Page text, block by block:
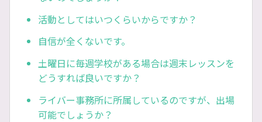
活動としてはいつくらいからですか？
自信が全くないです。
土曜日に毎週学校がある場合は週末レッスンを
どうすれば良いですか？
ライバー事務所に所属しているのですが、出場
可能でしょうか？